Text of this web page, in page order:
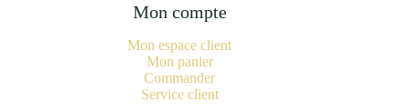
Mon compte
Mon espace client
Mon panier
Commander
Service client